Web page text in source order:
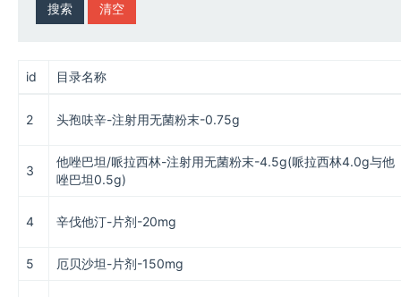
清空
id 目录名称
2 头孢呋辛-注射用无菌粉末-0.75g
3
他唑巴坦/哌拉西林-注射用无菌粉末-4.5g(哌拉西林4.0g与他
唑巴坦0.5g)
4 辛伐他汀-片剂-20mg
5 厄贝沙坦-片剂-150mg